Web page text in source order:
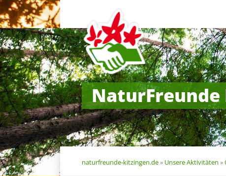
Navigation
überspringen
NaturFreunde
naturfreunde-kitzingen.de» Unsere Aktivitäten »